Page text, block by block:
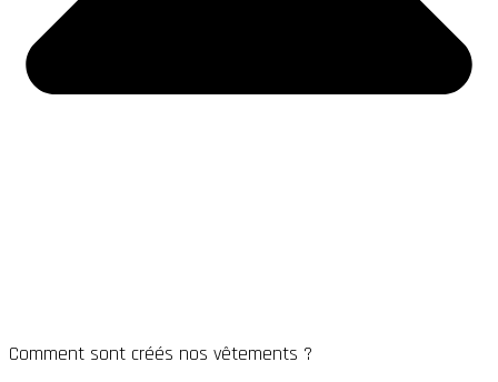
Comment sont créés nos vêtements ?